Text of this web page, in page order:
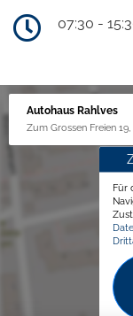
07:30 -
Autohaus Rahlves
Zum Grossen Freien
Für